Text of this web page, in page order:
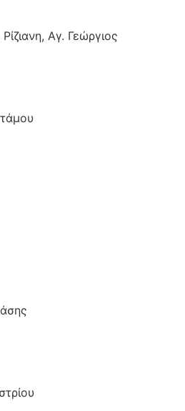
Αγ. Γεώργιος